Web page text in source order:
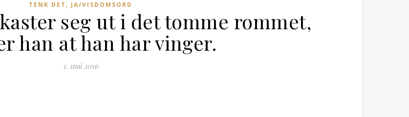
TENK DET, JA/VISDOMSORD
seg ut i det tomme rommet,
han at han har vinger.
1. mai 2016